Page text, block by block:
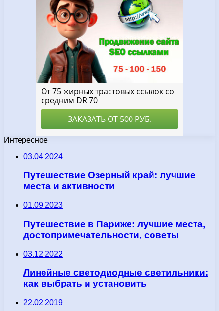
Интересное
03.04.2024
Путешествие Озерный край: лучшие
места и активности
01.09.2023
Путешествие в Париже: лучшие места,
достопримечательности, советы
03.12.2022
Линейные светодиодные светильники:
как выбрать и установить
22.02.2019